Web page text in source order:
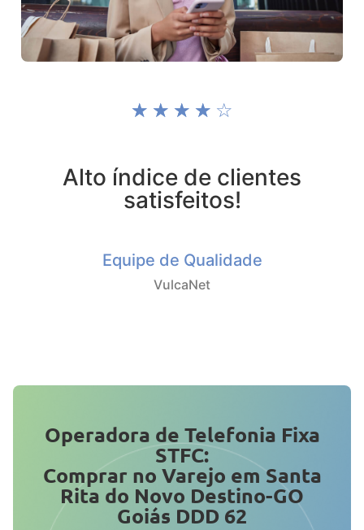
☆ ☆ ☆ ☆ ☆
Alto índice de clientes
satisfeitos!
Equipe de Qualidade
VulcaNet
Operadora de Telefonia Fixa
STFC:
Comprar no Varejo em Santa
Rita do Novo Destino-GO
Goiás DDD 62